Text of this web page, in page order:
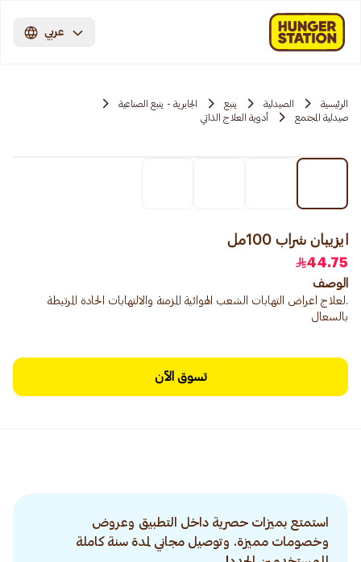
عربي
الرئيسية الصيدلية ينبع
الجابرية - ينبع الصناعية
صيدلية المجتمع
أدوية العلاج الذاتي
ايزيبان شراب 100مل
44.75
الوصف
.لعلاج اعراض التهابات الشعب الهوائية المزمنة والالتهابات الحادة المرتبطة
بالسعال
تسوق الآن
استمتع بميزات حصرية داخل التطبيق وعروض
وخصومات مميزة. وتوصيل مجاني لمدة سنة كاملة